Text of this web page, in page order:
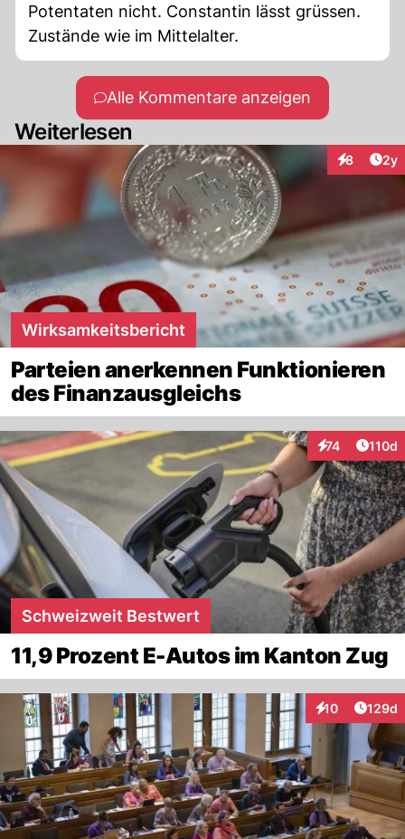
Potentaten nicht. Constantin lässt grüssen.
Zustände wie im Mittelalter.
Alle Kommentare anzeigen
Weiterlesen
8 2y
Wirksamkeitsbericht
Parteien anerkennen Funktionieren
des Finanzausgleichs
74
Interaktionen
110d
Schweizweit Bestwert
11,9 Prozent E-Autos im Kanton Zug
10
Interaktionen
129d